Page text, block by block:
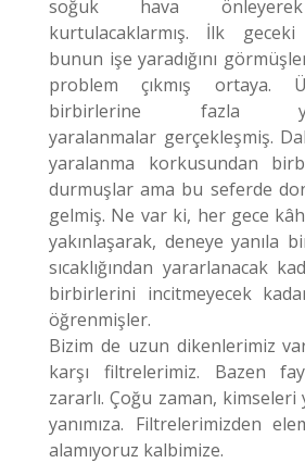
soğuk hava
kurtulacaklarmış. İlk geceki
bunun işe yaradığını
problem çıkmış ortaya.
birbirlerine fazla
yaralanmalar gerçekleşmiş.
yaralanma korkusundan
durmuşlar ama bu seferde
gelmiş. Ne var ki, her gece
yakınlaşarak, deneye yanıla
sıcaklığından yararlanacak
birbirlerini incitmeyecek
öğrenmişler.
Bizim de uzun dikenlerimiz
karşı filtrelerimiz. Bazen
zararlı. Çoğu zaman, kimseleri
yanımıza. Filtrelerimizden
alamıyoruz kalbimize.